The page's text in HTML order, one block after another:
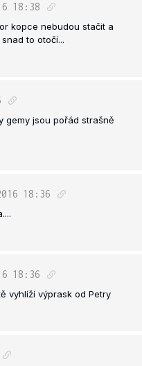
18:38
kopce nebudou stačit a
to otočí...
gemy jsou pořád strašně
18:36
18:36
vyhlíží výprask od Petry